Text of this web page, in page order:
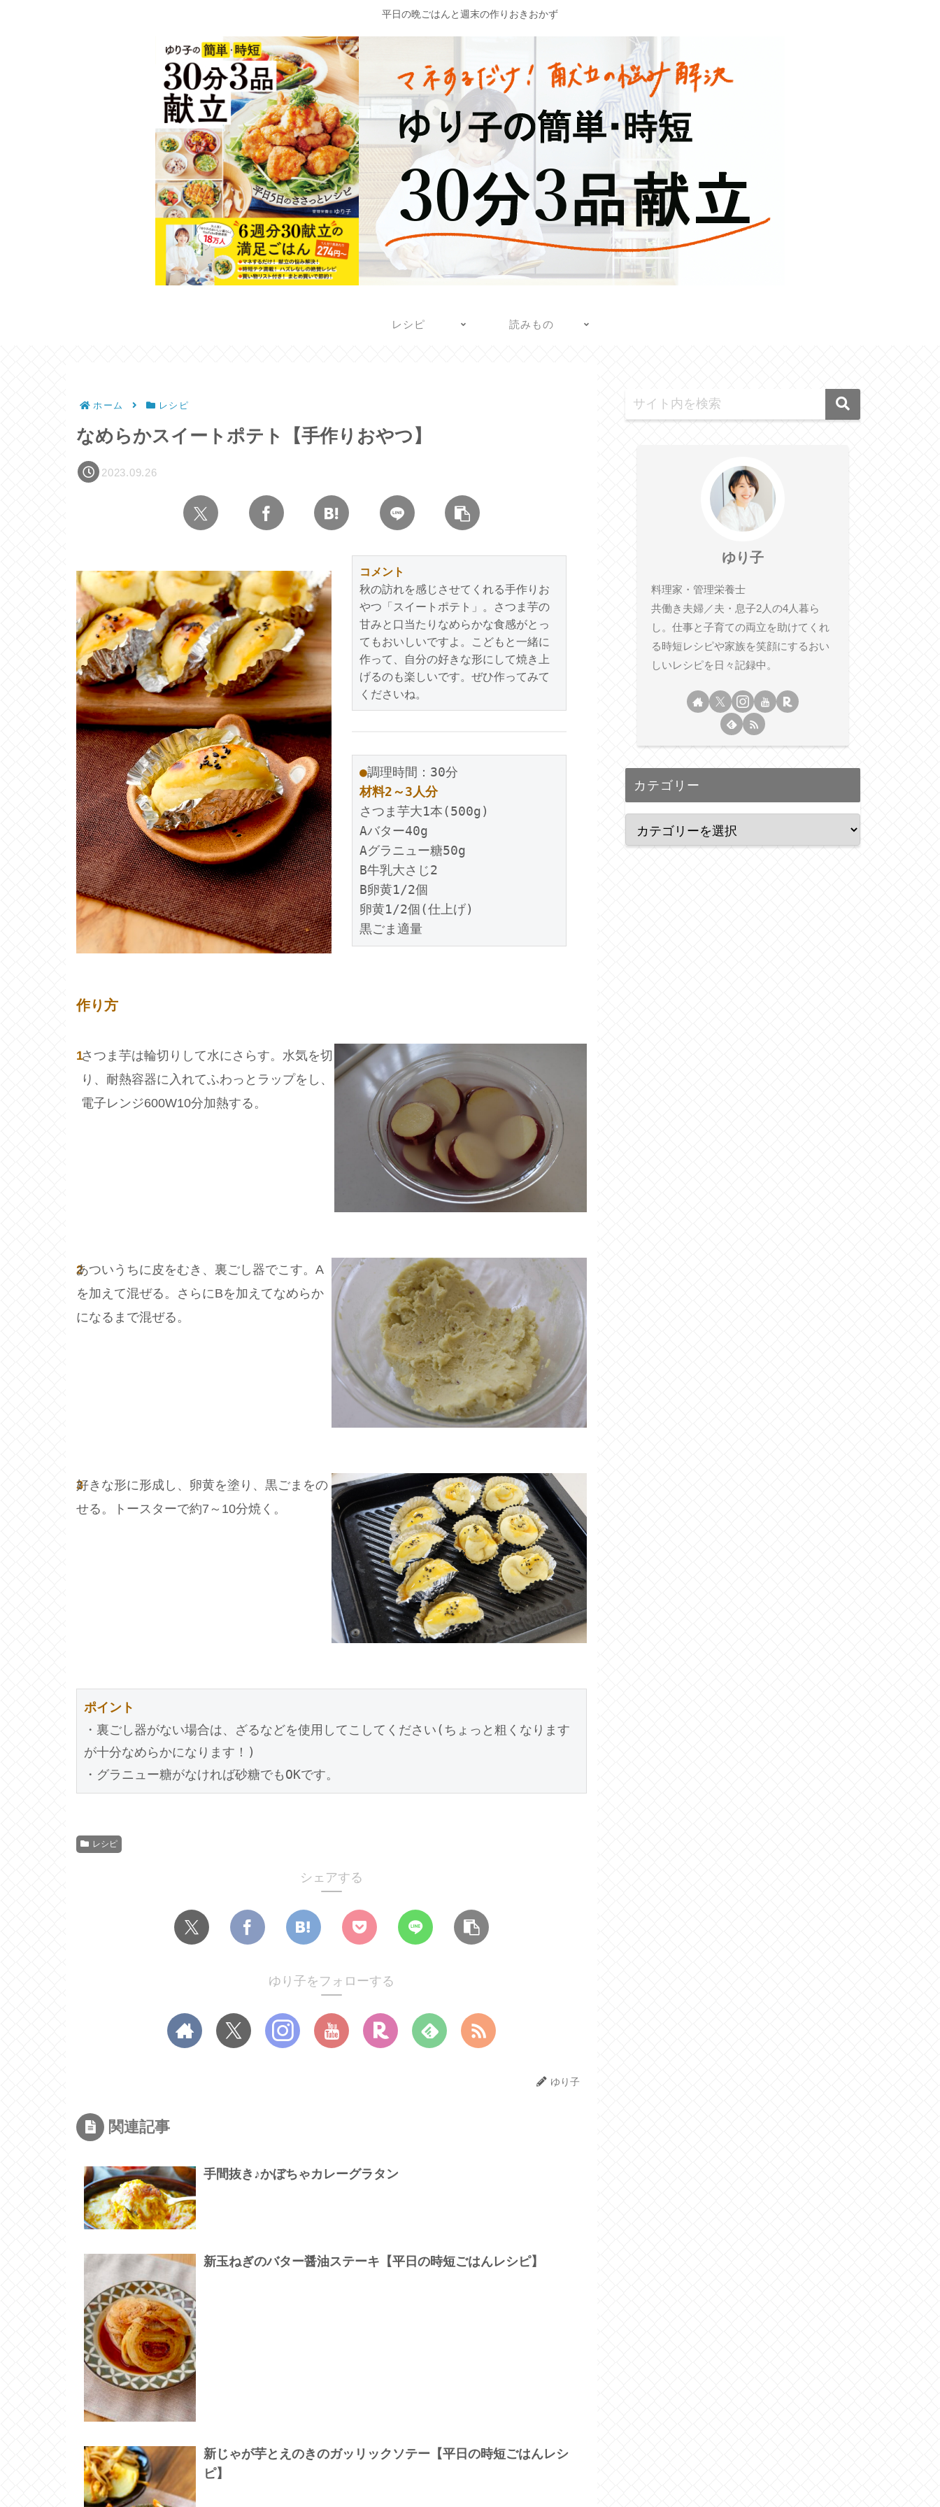
平日の晩ごはんと週末の作りおきおかず
レシピ 読みもの
ホーム レシピ
なめらかスイートポテト【手作りおやつ】
2023.09.26
コメント
秋の訪れを感じさせてくれる手作りお
やつ「スイートポテト」。さつま芋の
甘みと口当たりなめらかな食感がとっ
てもおいしいですよ。こどもと一緒に
作って、自分の好きな形にして焼き上
げるのも楽しいです。ぜひ作ってみて
●
材料2～3人分
さつま芋大1本(500g)
Aバター40g
Aグラニュー糖50g
B牛乳大さじ2
B卵黄1/2個
卵黄1/2個(仕上げ)
作り方
1さつま芋は輪切りして水にさらす。水気を切
り、耐熱容器に入れてふわっとラップをし、
電子レンジ600W10分加熱する。
2
あついうちに皮をむき、裏ごし器でこす。A
を加えて混ぜる。さらにBを加えてなめらか
になるまで混ぜる。
3
好きな形に形成し、卵黄を塗り、黒ごまをの
せる。トースターで約7～10分焼く。
ポイント
・裏ごし器がない場合は、ざるなどを使用してこしてください(ちょっと粗くなります
が十分なめらかになります！)
・グラニュー糖がなければ砂糖でもOKです。
レシピ
シェアする
ゆり子をフォローする
ゆり子
関連記事
手間抜き♪かぼちゃカレーグラタン
新玉ねぎのバター醤油ステーキ【平日の時短ごはんレシピ】
新じゃが芋とえのきのガッリックソテー【平日の時短ごはんレシ
ピ】
ゆり子
料理家・管理栄養士
共働き夫婦／夫・息子2人の4人暮ら
し。仕事と子育ての両立を助けてくれ
る時短レシピや家族を笑顔にするおい
しいレシピを日々記録中。
カテゴリー